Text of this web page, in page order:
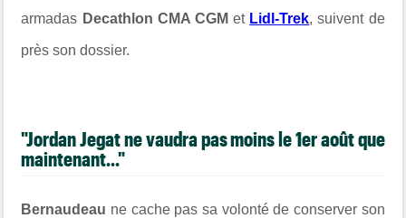
armadas Decathlon CMA CGMet Lidl-Trek, suivent de
près son dossier.
"Jordan Jegat ne vaudra pas moins le 1er août que
maintenant..."
Bernaudeau ne cache pas sa volonté de conserver son